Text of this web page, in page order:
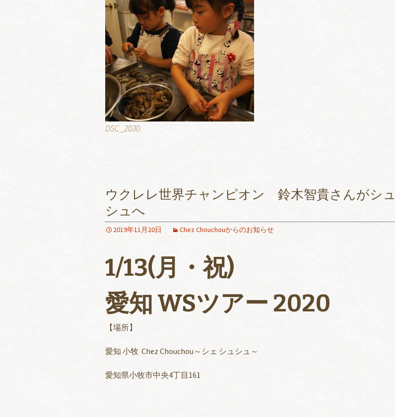
DSC_2030
ウクレレ世界チャンピオン 鈴木智貴さんがシュ
シュへ
2019年11月20日 Chez Chouchouからのお知らせ
1/13(月・祝)
愛知 WSツアー 2020
【場所】
愛知 小牧 Chez Chouchou～シェ シュシュ～
愛知県小牧市中央4丁目161